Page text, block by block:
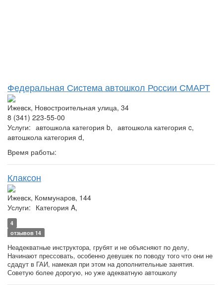
Федеральная Система автошкол России СМАРТ
Ижевск, Новостроительная улица, 34
8 (341) 223-55-00
Услуги: автошкола категория b, автошкола категория c,
автошкола категория d,
Время работы:
Клаксон
Ижевск, Коммунаров, 144
Услуги: Категория A,
4
отзывов 14
Неадекватные инструктора, грубят и не объясняют по делу,
Начинают прессовать, особенно девушек по поводу того что они не
сдадут в ГАИ, намекая при этом на дополнительные занятия.
Советую более дорогую, но уже адекватную автошколу